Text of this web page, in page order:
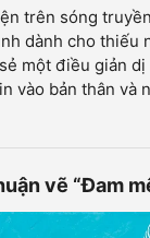
trên sóng
dành cho thiếu
một điều giản
vào bản thân và
vẽ “Đam